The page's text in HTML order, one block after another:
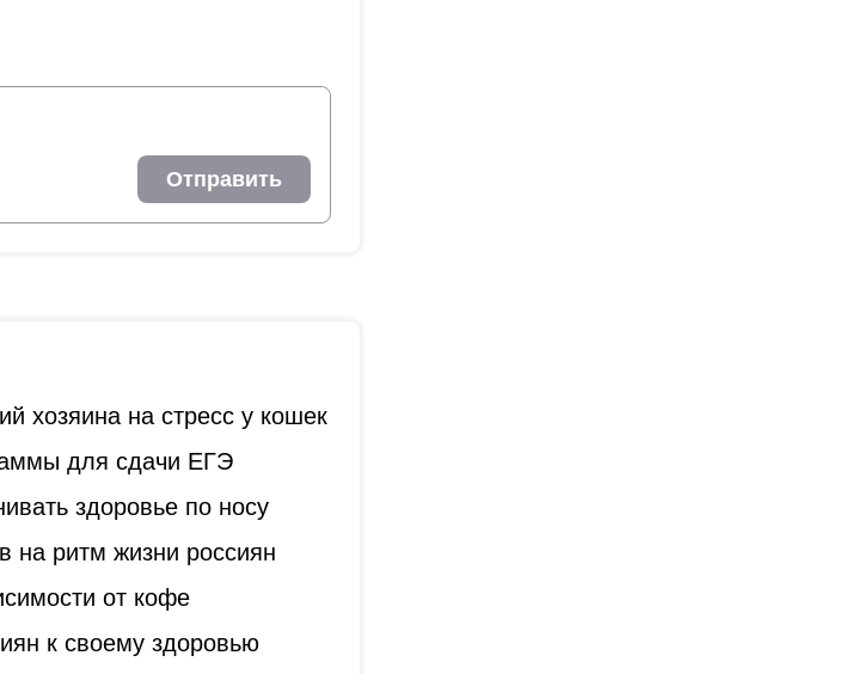
Отправить
хозяина на стресс у кошек
для сдачи ЕГЭ
здоровье по носу
на ритм жизни россиян
от кофе
к своему здоровью